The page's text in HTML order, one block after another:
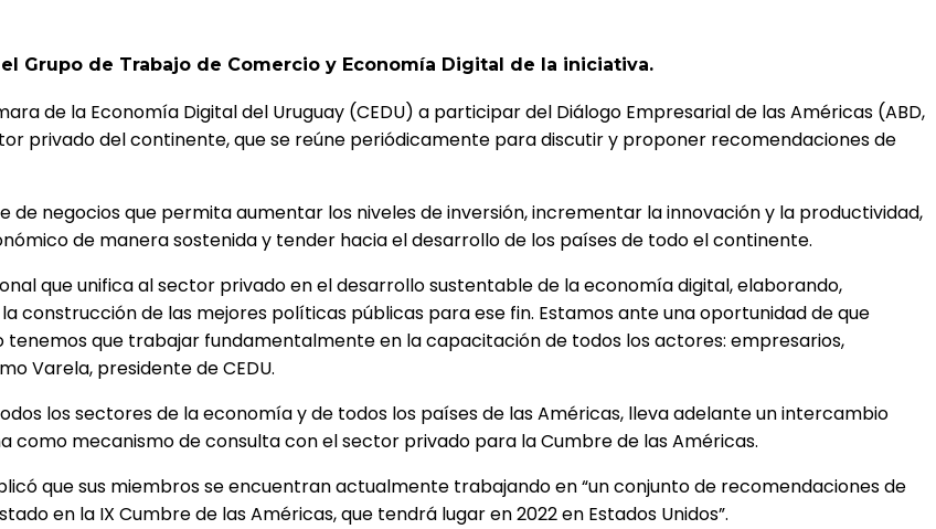
Grupo de Trabajo de Comercio y Economía Digital de la iniciativa.
de la Economía Digital del Uruguay (CEDU) a participar del Diálogo Empresarial de las Américas (ABD,
privado del continente, que se reúne periódicamente para discutir y proponer recomendaciones de
de negocios que permita aumentar los niveles de inversión, incrementar la innovación y la productividad,
de manera sostenida y tender hacia el desarrollo de los países de todo el continente.
que unifica al sector privado en el desarrollo sustentable de la economía digital, elaborando,
construcción de las mejores políticas públicas para ese fin. Estamos ante una oportunidad de que
que trabajar fundamentalmente en la capacitación de todos los actores: empresarios,
Varela, presidente de CEDU.
los sectores de la economía y de todos los países de las Américas, lleva adelante un intercambio
como mecanismo de consulta con el sector privado para la Cumbre de las Américas.
que sus miembros se encuentran actualmente trabajando en “un conjunto de recomendaciones de
en la IX Cumbre de las Américas, que tendrá lugar en 2022 en Estados Unidos”.